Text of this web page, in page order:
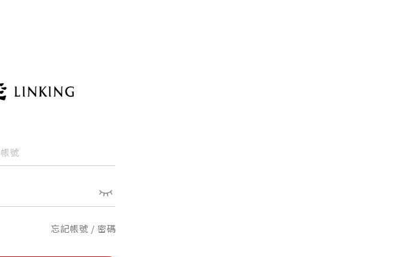
忘記帳號 / 密碼